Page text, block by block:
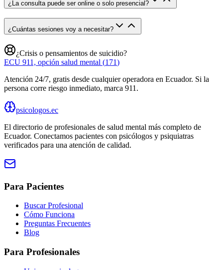
¿La consulta puede ser online o solo presencial?
¿Cuántas sesiones voy a necesitar?
¿Crisis o pensamientos de suicidio?
ECU 911, opción salud mental (171)
Atención 24/7, gratis desde cualquier operadora en Ecuador. Si la
persona corre riesgo inmediato, marca 911.
psicologos.ec
El directorio de profesionales de salud mental más completo de
Ecuador. Conectamos pacientes con psicólogos y psiquiatras
verificados para una atención de calidad.
Para Pacientes
Buscar Profesional
Cómo Funciona
Preguntas Frecuentes
Blog
Para Profesionales